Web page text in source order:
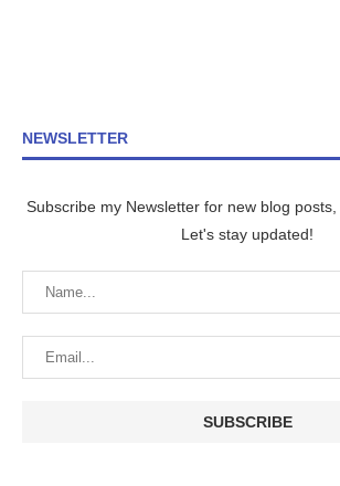
NEWSLETTER
Subscribe my Newsletter for new blog
Let's stay updated!